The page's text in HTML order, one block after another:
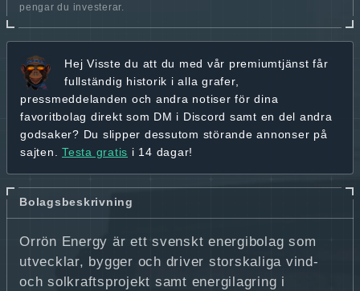
pengar du investerar.
Hej Visste du att du med vår premiumtjänst får
fullständig historik i alla grafer,
pressmeddelanden och andra notiser för dina
favoritbolag direkt som DM i Discord samt en del andra
godsaker? Du slipper dessutom störande annonser på
sajten. Testa gratis i 14 dagar!
Bolagsbeskrivning
Orrön Energy är ett svenskt energibolag som
utvecklar, bygger och driver storskaliga vind-
och solkraftsprojekt samt energilagring i